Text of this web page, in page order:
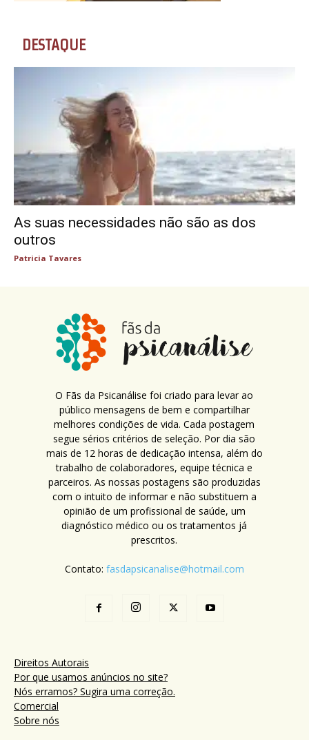
DESTAQUE
As suas necessidades não são as dos
outros
Patricia Tavares
O Fãs da Psicanálise foi criado para levar ao
público mensagens de bem e compartilhar
melhores condições de vida. Cada postagem
segue sérios critérios de seleção. Por dia são
mais de 12 horas de dedicação intensa, além do
trabalho de colaboradores, equipe técnica e
parceiros. As nossas postagens são produzidas
com o intuito de informar e não substituem a
opinião de um profissional de saúde, um
diagnóstico médico ou os tratamentos já
prescritos.
Contato: fasdapsicanalise@hotmail.com
Direitos Autorais
Por que usamos anúncios no site?
Nós erramos? Sugira uma correção.
Comercial
Sobre nós